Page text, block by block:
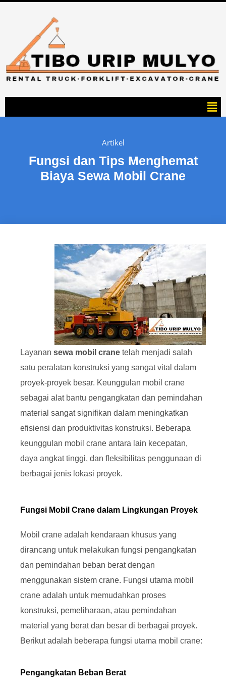
Artikel
Fungsi dan Tips Menghemat
Biaya Sewa Mobil Crane
Layanan sewa mobil crane telah menjadi salah
satu peralatan konstruksi yang sangat vital dalam
proyek-proyek besar. Keunggulan mobil crane
sebagai alat bantu pengangkatan dan pemindahan
material sangat signifikan dalam meningkatkan
efisiensi dan produktivitas konstruksi. Beberapa
keunggulan mobil crane antara lain kecepatan,
daya angkat tinggi, dan fleksibilitas penggunaan di
berbagai jenis lokasi proyek.
Fungsi Mobil Crane dalam Lingkungan Proyek
Mobil crane adalah kendaraan khusus yang
dirancang untuk melakukan fungsi pengangkatan
dan pemindahan beban berat dengan
menggunakan sistem crane. Fungsi utama mobil
crane adalah untuk memudahkan proses
konstruksi, pemeliharaan, atau pemindahan
material yang berat dan besar di berbagai proyek.
Berikut adalah beberapa fungsi utama mobil crane:
Pengangkatan Beban Berat